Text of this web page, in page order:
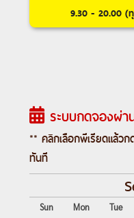
สุวรรณภูมิ9.30 - 20.00 (
ระบบกดจองผ่า
** คลิกเลือกพีเรียดแล้ว
ทันที
Sun Mon Tue